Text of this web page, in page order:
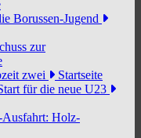
Borussen-Jugend
zur
zwei
Startseite
für die neue U23
Ausfahrt: Holz-